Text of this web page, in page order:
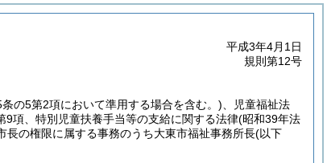
平成3年4月1日
規則第12号
の5第2項において準用する場合を含む。) 、児童福祉法
9項、特別児童扶養手当等の支給に関する法律(昭和39年法
長の権限に属する事務のうち大東市福祉事務所長(以下